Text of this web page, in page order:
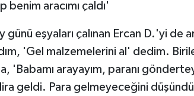
benim aracımı çaldı'
günü eşyaları çalınan Ercan D.'yi de
'Gel malzemelerini al' dedim.
'Babamı arayayım, paranı
geldi. Para gelmeyeceğini